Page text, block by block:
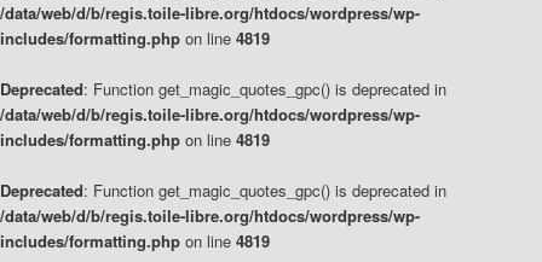
/data/web/d/b/regis.toile-libre.org/htdocs/wordpress/wp-
includes/formatting.php on line 4819
Deprecated: Function get_magic_quotes_gpc() is deprecated in
/data/web/d/b/regis.toile-libre.org/htdocs/wordpress/wp-
includes/formatting.php on line 4819
Deprecated: Function get_magic_quotes_gpc() is deprecated in
/data/web/d/b/regis.toile-libre.org/htdocs/wordpress/wp-
includes/formatting.php on line 4819